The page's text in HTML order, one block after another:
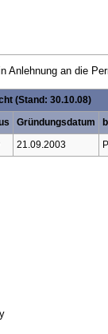
Anlehnung an die
(Stand: 30.10.08)
Gründungsdatum
21.09.2003